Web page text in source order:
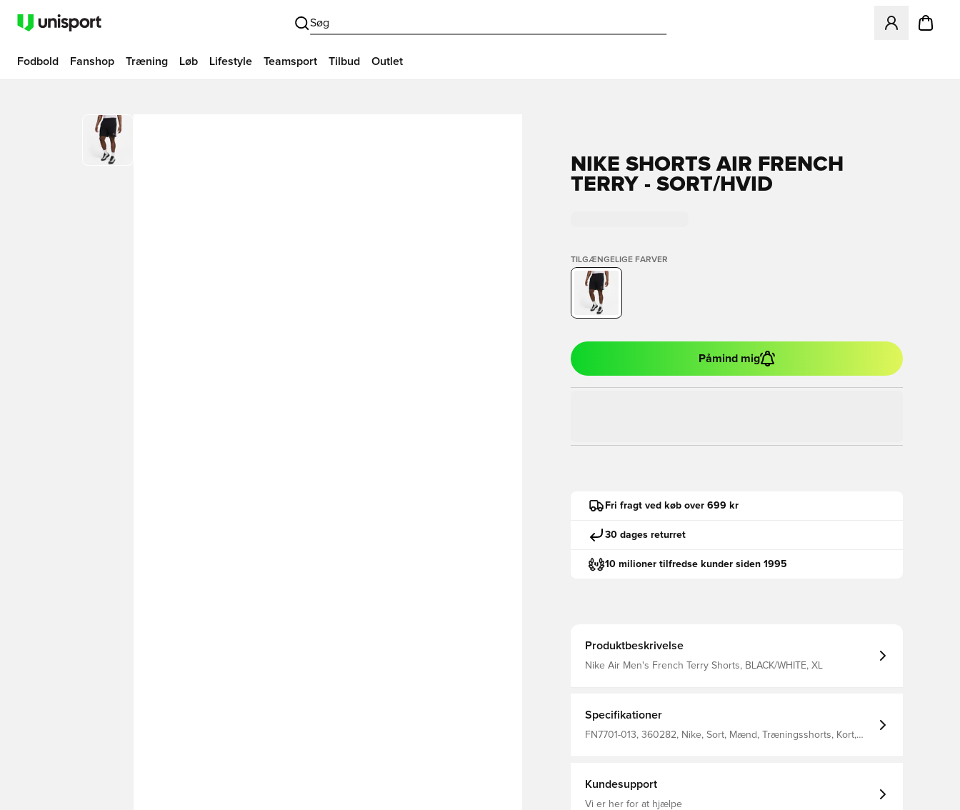
Søg
Åbner en
Fodbold Fanshop Træning Løb Lifestyle Teamsport Tilbud Outlet
NIKE SHORTS AIR FRENCH
TERRY - SORT/HVID
TILGÆNGELIGE FARVER
Påmind mig
Fri fragt ved køb over 699 kr
30 dages returret
10 milioner tilfredse kunder siden 1995
Produktbeskrivelse
Nike Air Men's French Terry Shorts, BLACK/WHITE, XL
Specifikationer
FN7701-013, 360282, Nike, Sort, Mænd, Træningsshorts, Kort,
Kundesupport
Vi er her for at hjælpe